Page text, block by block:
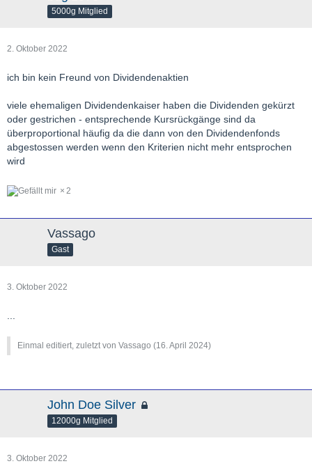
5000g Mitglied
2. Oktober 2022
ich bin kein Freund von Dividendenaktien
viele ehemaligen Dividendenkaiser haben die Dividenden gekürzt
oder gestrichen - entsprechende Kursrückgänge sind da
überproportional häufig da die dann von den Dividendenfonds
abgestossen werden wenn den Kriterien nicht mehr entsprochen
wird
2
Vassago
Gast
3. Oktober 2022
Einmal editiert, zuletzt von Vassago (16. April 2024)
John Doe Silver
12000g Mitglied
3. Oktober 2022